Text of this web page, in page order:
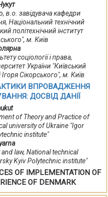
в.о. завідувача кафедри
Національний технічний
політехнічний інститут
м. Київ
соціології і права,
України "Київський
Ігоря Сікорського", м. Київ
ВПРОВАДЖЕННЯ
ДОСВІД ДАНІЇ
of Theory and Practice of
university of Ukraine "Igor
institute"
law, National technical
Kyiv Polytechnic institute"
OF IMPLEMENTATION OF
OF DENMARK